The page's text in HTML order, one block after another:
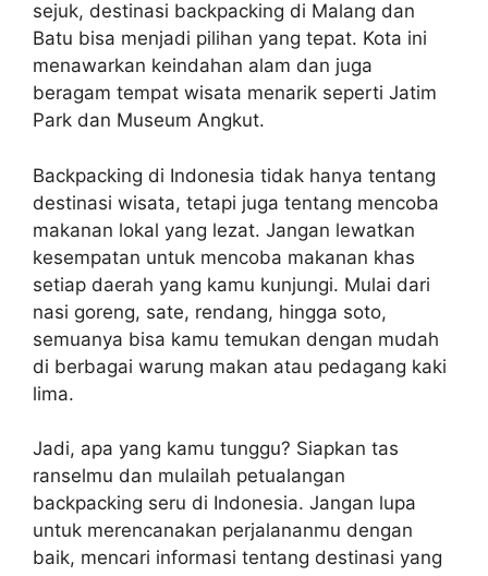
sejuk, destinasi backpacking di Malang dan
Batu bisa menjadi pilihan yang tepat. Kota ini
menawarkan keindahan alam dan juga
beragam tempat wisata menarik seperti Jatim
Park dan Museum Angkut.
Backpacking di Indonesia tidak hanya tentang
destinasi wisata, tetapi juga tentang mencoba
makanan lokal yang lezat. Jangan lewatkan
kesempatan untuk mencoba makanan khas
setiap daerah yang kamu kunjungi. Mulai dari
nasi goreng, sate, rendang, hingga soto,
semuanya bisa kamu temukan dengan mudah
di berbagai warung makan atau pedagang kaki
lima.
Jadi, apa yang kamu tunggu? Siapkan tas
ranselmu dan mulailah petualangan
backpacking seru di Indonesia. Jangan lupa
untuk merencanakan perjalananmu dengan
baik, mencari informasi tentang destinasi yang